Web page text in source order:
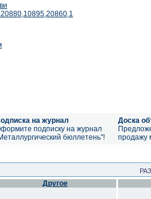
на журнал
подписку на журнал
бюллетень"!
Доска
продажу
Другое